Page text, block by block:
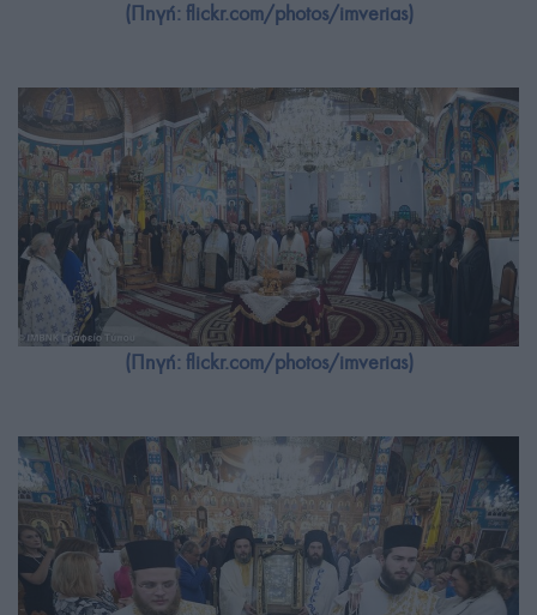
(Πηγή: flickr.com/photos/imverias)
(Πηγή: flickr.com/photos/imverias)